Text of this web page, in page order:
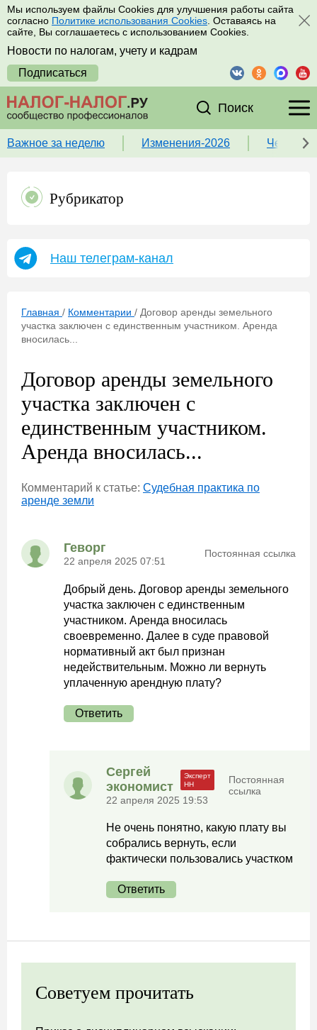
Мы используем файлы Cookies для улучшения работы сайта
согласно Политике использования Cookies . Оставаясь на
сайте, Вы соглашаетесь с использованием Cookies.
Новости по налогам, учету и кадрам
Подписаться
Поиск
Важное за неделю Изменения-2026 Чек-
Рубрикатор
Наш телеграм-канал
Главная / Комментарии / Договор аренды земельного
участка заключен с единственным участником. Аренда
вносилась...
Договор аренды земельного
участка заключен с
единственным участником.
Аренда вносилась...
Комментарий к статье: Судебная практика по
аренде земли
Геворг
22 апреля 2025 07:51
Постоянная ссылка
Добрый день. Договор аренды земельного
участка заключен с единственным
участником. Аренда вносилась
своевременно. Далее в суде правовой
нормативный акт был признан
недействительным. Можно ли вернуть
уплаченную арендную плату?
Ответить
Сергей
экономист
22 апреля 2025 19:53
Постоянная
ссылка
Не очень понятно, какую плату вы
собрались вернуть, если
фактически пользовались участком
Ответить
Советуем прочитать